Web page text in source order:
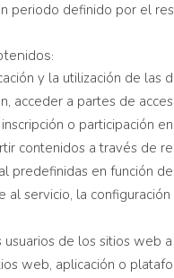
periodo definido por el
y la utilización de las
acceder a partes de
o participación
contenidos a través de
predefinidas en función
servicio, la
de los sitios web
web, aplicación o